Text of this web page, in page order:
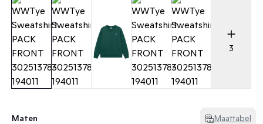
3
Maten Maattabel